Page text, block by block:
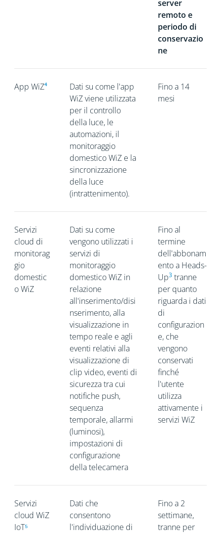
server
remoto e
periodo di
conservazio
ne
App WiZ⁴
Dati su come l'app
WiZ viene utilizzata
per il controllo
della luce, le
automazioni, il
monitoraggio
domestico WiZ e la
sincronizzazione
della luce
(intrattenimento).
Fino a 14
mesi
Servizi
cloud di
monitorag
gio
domestic
o WiZ
Dati su come
vengono utilizzati i
servizi di
monitoraggio
domestico WiZ in
relazione
all'inserimento/disi
nserimento, alla
visualizzazione in
tempo reale e agli
eventi relativi alla
visualizzazione di
clip video, eventi di
sicurezza tra cui
notifiche push,
sequenza
temporale, allarmi
(luminosi),
impostazioni di
configurazione
della telecamera
Fino al
termine
dell'abbonam
ento a Heads-
Up3tranne
per quanto
riguarda i dati
di
configurazion
e, che
vengono
conservati
finché
l'utente
utilizza
attivamente i
servizi WiZ
Servizi
cloud WiZ
IoT⁵
Dati che
consentono
l'individuazione di
Fino a 2
settimane,
tranne per